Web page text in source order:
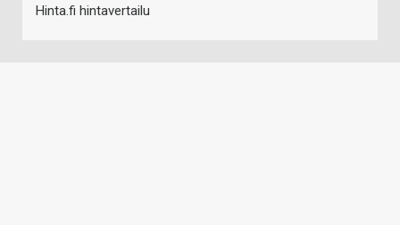
Hinta.fi hintavertailu